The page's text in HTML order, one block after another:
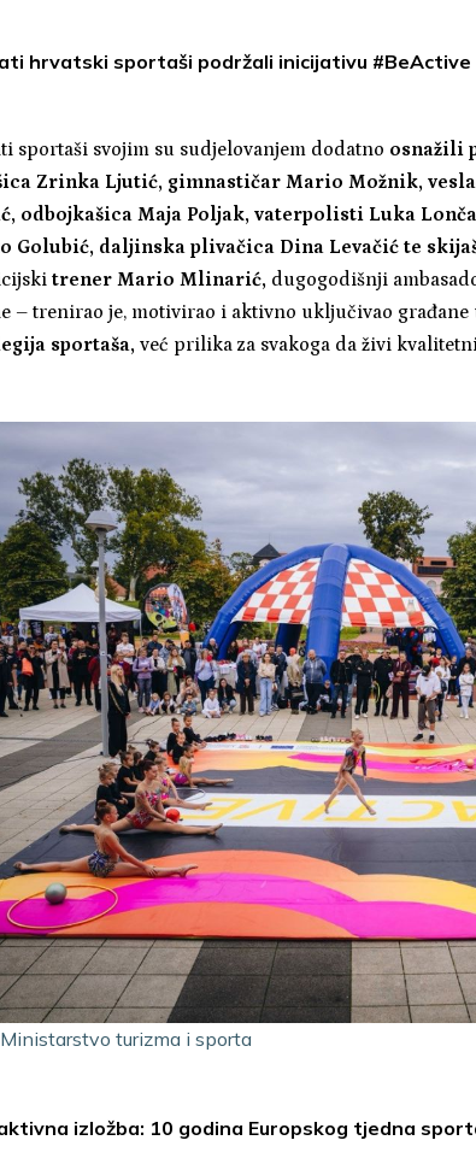
hrvatski sportaši podržali inicijativu #BeActive
sportaši svojim su sudjelovanjem dodatno osnažili
Zrinka Ljutić, gimnastičar Mario Možnik,
odbojkašica Maja Poljak, vaterpolisti Luka
Golubić, daljinska plivačica Dina Levačić te
trener Mario Mlinarić, dugogodišnji
– trenirao je, motivirao i aktivno uključivao građane
sportaša, već prilika za svakoga da živi
turizma i sporta
izložba: 10 godina Europskog tjedna